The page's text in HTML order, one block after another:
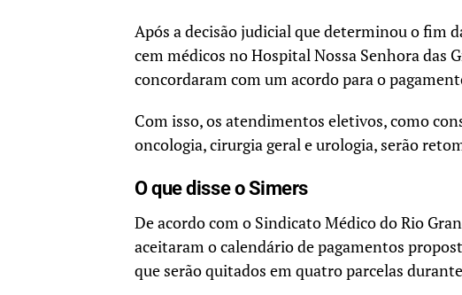
Após a decisão judicial que determinou o fim
cem médicos no Hospital Nossa Senhora das
concordaram com um acordo para o
Com isso, os atendimentos eletivos, como
oncologia, cirurgia geral e urologia, serão
O que disse o Simers
De acordo com o Sindicato Médico do Rio
aceitaram o calendário de pagamentos
que serão quitados em quatro parcelas